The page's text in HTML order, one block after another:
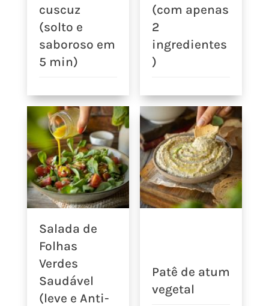
cuscuz
(solto e
saboroso em
5 min)
(com apenas
2
ingredientes
)
Salada de
Folhas
Verdes
Saudável
(leve e Anti-
Patê de atum
vegetal